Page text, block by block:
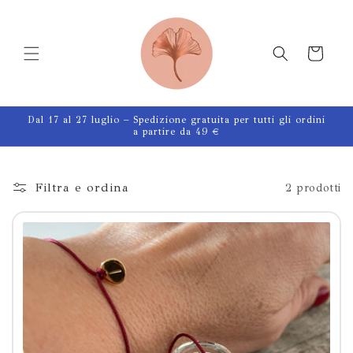
Carrello
Dal 17 al 27 luglio – Spedizione gratuita per tutti gli ordini
a partire da 49 €
Filtra e ordina 2 prodotti